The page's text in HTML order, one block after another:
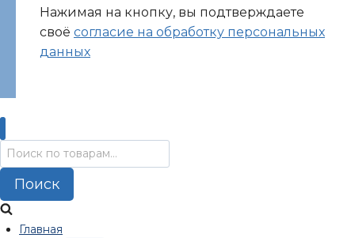
Нажимая на кнопку, вы подтверждаете
своё согласие на обработку персональных
данных
Искать:
Поиск
Главная